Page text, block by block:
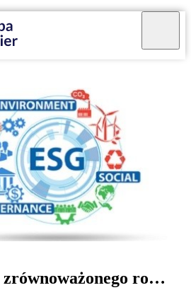
Specjalista ds. zrównoważonego rozwoju